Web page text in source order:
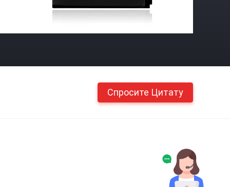
Спросите Цитату